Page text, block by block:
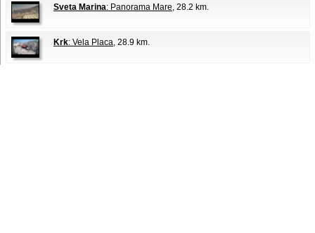
Sveta Marina: Panorama Mare, 28.2 km.
Krk: Vela Placa, 28.9 km.